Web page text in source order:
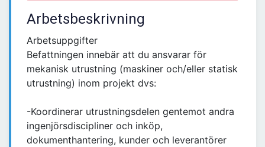
Arbetsbeskrivning
Arbetsuppgifter
Befattningen innebär att du ansvarar för
mekanisk utrustning (maskiner och/eller statisk
utrustning) inom projekt dvs:
-Koordinerar utrustningsdelen gentemot andra
ingenjörsdiscipliner och inköp,
dokumenthantering, kunder och leverantörer